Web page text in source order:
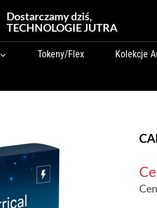
Dostarczamy dziś,
TECHNOLOGIE JUTRA
Tokeny/Flex Kolekcje